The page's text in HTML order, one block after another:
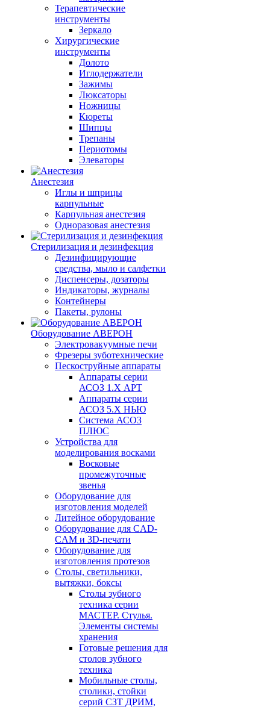
Терапевтические
инструменты
Зеркало
Хирургические
инструменты
Долото
Иглодержатели
Зажимы
Люксаторы
Ножницы
Кюреты
Шипцы
Трепаны
Периотомы
Элеваторы
Анестезия
Иглы и шприцы
карпульные
Карпульная анестезия
Одноразовая анестезия
Стерилизация и дезинфекция
Дезинфицирующие
средства, мыло и салфетки
Диспенсеры, дозаторы
Индикаторы, журналы
Контейнеры
Пакеты, рулоны
Оборудование АВЕРОН
Электровакуумные печи
Фрезеры зуботехнические
Пескоструйные аппараты
Аппараты серии
АСОЗ 1.Х АРТ
Аппараты серии
АСОЗ 5.Х НЬЮ
Система АСОЗ
ПЛЮС
Устройства для
моделирования восками
Восковые
промежуточные
звенья
Оборудование для
изготовления моделей
Литейное оборудование
Оборудование для CAD-
CAM и 3D-печати
Оборудование для
изготовления протезов
Cтолы, светильники,
вытяжки, боксы
Столы зубного
техника серии
МАСТЕР. Стулья.
Элементы системы
хранения
Готовые решения для
столов зубного
техника
Мобильные столы,
столики, стойки
серий СЗТ ДРИМ,